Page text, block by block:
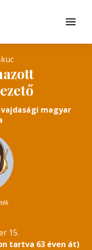
Menü
magyar
15.
tartva 63 éven át)